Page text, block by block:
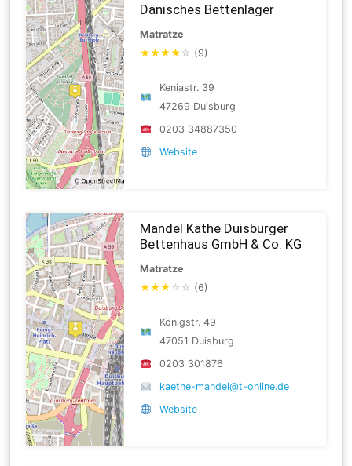
Dänisches Bettenlager
Matratze
★★★★ ☆ (9)
Keniastr. 39
47269 Duisburg
0203 34887350
Website
Mandel Käthe Duisburger
Bettenhaus GmbH & Co. KG
Matratze
★★★ ☆ ☆ (6)
Königstr. 49
47051 Duisburg
0203 301876
kaethe-mandel@t-online.de
Website